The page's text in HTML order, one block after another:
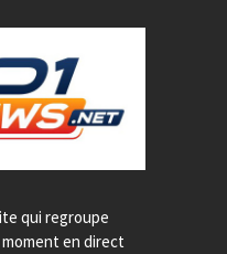
qui regroupe
en direct